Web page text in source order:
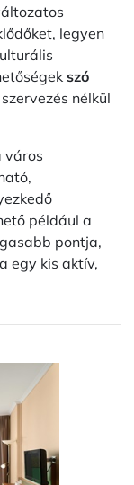
legyen
szó
nélkül
város
például a
pontja,
egy kis aktív,